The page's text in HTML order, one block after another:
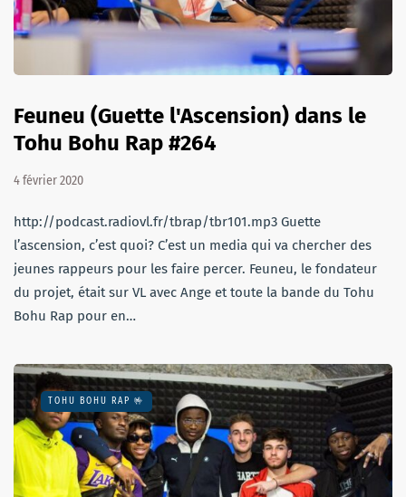
Feuneu (Guette l'Ascension) dans le
Tohu Bohu Rap #264
4 février 2020
http://podcast.radiovl.fr/tbrap/tbr101.mp3 Guette
l’ascension, c’est quoi? C’est un media qui va chercher des
jeunes rappeurs pour les faire percer. Feuneu, le fondateur
du projet, était sur VL avec Ange et toute la bande du Tohu
Bohu Rap pour en…
TOHU BOHU RAP 🤟